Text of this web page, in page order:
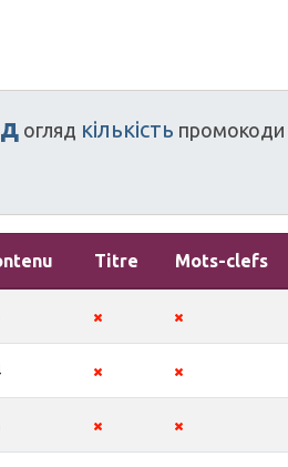
огляд кількість промокоди
Titre Mots-clefs